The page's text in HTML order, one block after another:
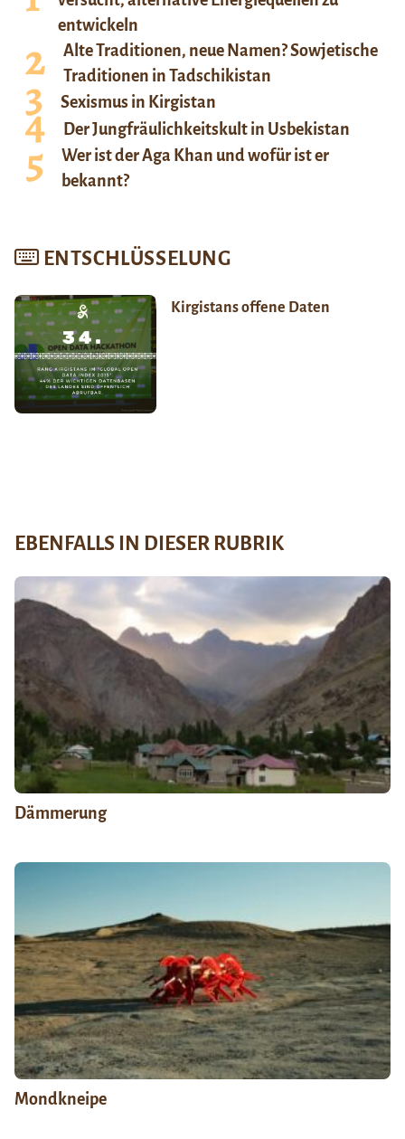
entwickeln
Alte Traditionen, neue Namen? Sowjetische
Traditionen in Tadschikistan
Sexismus in Kirgistan
Der Jungfräulichkeitskult in Usbekistan
Wer ist der Aga Khan und wofür ist er
bekannt?
ENTSCHLÜSSELUNG
Kirgistans offene Daten
EBENFALLS IN DIESER RUBRIK
Dämmerung
Mondkneipe